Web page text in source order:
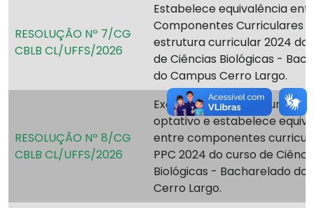
RESOLUÇÃO Nº 7/CG
CBLB CL/UFFS/2026
Estabelece equivalência
Componentes Curriculares
estrutura curricular 2024 do
de Ciências Biológicas -
do Campus Cerro Largo.
RESOLUÇÃO Nº 8/CG
CBLB CL/UFFS/2026
Exclui componente
optativo e estabelece
entre componentes
PPC 2024 do curso de
Biológicas - Bacharelado do
Cerro Largo.